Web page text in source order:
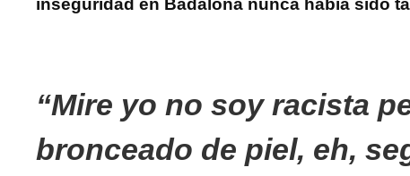
inseguridad en Badalona nunca había sido
Mire yo no soy racista
bronceado de piel, eh,